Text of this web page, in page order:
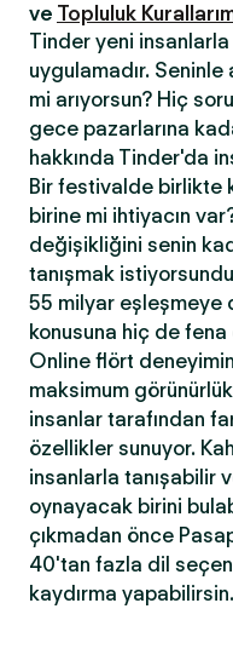
ve Topluluk
Tinder yeni
uygulamadır. Seninle
mi arıyorsun? Hiç
gece pazarlarına
hakkında Tinder'da
Bir festivalde birlikte
birine mi ihtiyacın
değişikliğini senin
tanışmak
55 milyar eşleşmeye
konusuna hiç de fena
Online flört
maksimum
insanlar tarafından
özellikler sunuyor.
insanlarla tanışabilir
oynayacak birini
çıkmadan önce
40'tan fazla dil
kaydırma